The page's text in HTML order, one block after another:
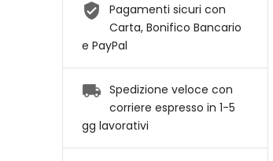
Pagamenti sicuri con
Carta, Bonifico Bancario
e PayPal
Spedizione veloce con
corriere espresso in 1-5
gg lavorativi